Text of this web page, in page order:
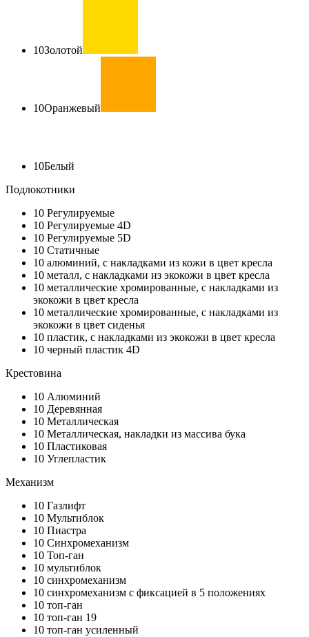
10Золотой
10Оранжевый
10Белый
Подлокотники
10 Регулируемые
10 Регулируемые 4D
10 Регулируемые 5D
10 Статичные
10 алюминий, с накладками из кожи в цвет кресла
10 металл, с накладками из экокожи в цвет кресла
10 металлические хромированные, с накладками из
экокожи в цвет кресла
10 металлические хромированные, с накладками из
экокожи в цвет сиденья
10 пластик, с накладками из экокожи в цвет кресла
10 черный пластик 4D
Крестовина
10 Алюминий
10 Деревянная
10 Металлическая
10 Металлическая, накладки из массива бука
10 Пластиковая
10 Углепластик
Механизм
10 Газлифт
10 Мультиблок
10 Пиастра
10 Синхромеханизм
10 Топ-ган
10 мультиблок
10 синхромеханизм
10 синхромеханизм с фиксацией в 5 положениях
10 топ-ган
10 топ-ган 19
10 топ-ган усиленный